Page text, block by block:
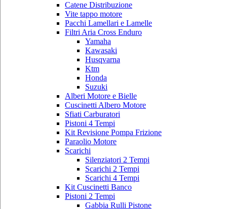
Catene Distribuzione
Vite tappo motore
Pacchi Lamellari e Lamelle
Filtri Aria Cross Enduro
Yamaha
Kawasaki
Husqvarna
Ktm
Honda
Suzuki
Alberi Motore e Bielle
Cuscinetti Albero Motore
Sfiati Carburatori
Pistoni 4 Tempi
Kit Revisione Pompa Frizione
Paraolio Motore
Scarichi
Silenziatori 2 Tempi
Scarichi 2 Tempi
Scarichi 4 Tempi
Kit Cuscinetti Banco
Pistoni 2 Tempi
Gabbia Rulli Pistone